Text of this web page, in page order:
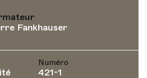
Fankhauser
Numéro
421-1